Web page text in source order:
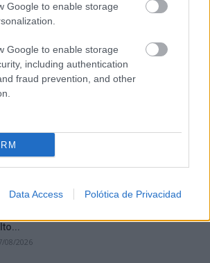
Google to enable storage
Google to enable storage
including authentication
fraud prevention, and other
Data Access Polótica de Privacidad
DISCOVER WITH
Junta activa un dispositivo especial en
para evitar incendios...
08/2026
II Vuelta Ciclista Castilla-La Mancha
impulsa la igualdad y...
Junta respalda el proceso de
08/2026